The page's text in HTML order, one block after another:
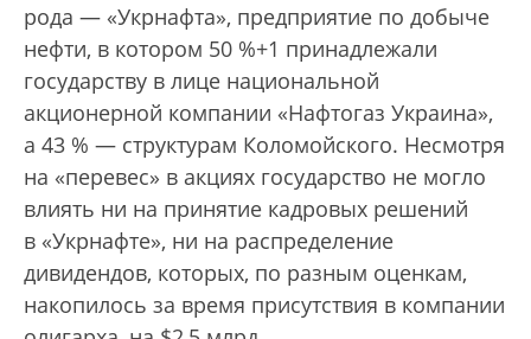
рода — «Укрнафта», предприятие по добыче
нефти, в котором 50 %+1 принадлежали
государству в лице национальной
акционерной компании «Нафтогаз Украина»,
а 43 % — структурам Коломойского. Несмотря
на «перевес» в акциях государство не могло
влиять ни на принятие кадровых решений
в «Укрнафте», ни на распределение
дивидендов, которых, по разным оценкам,
накопилось за время присутствия в компании